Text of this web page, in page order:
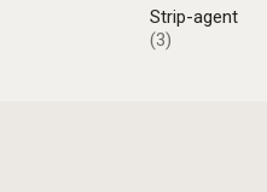
Strip-agent
(3)